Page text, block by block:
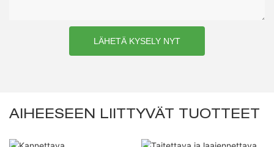
LÄHETÄ KYSELY NYT
AIHEESEEN LIITTYVÄT TUOTTEET